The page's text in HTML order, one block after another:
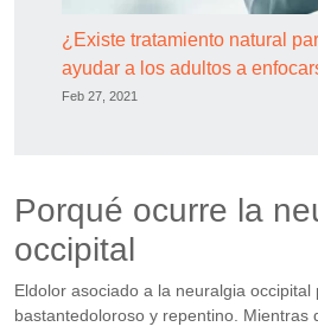
¿Existe tratamiento natural
ayudar a los adultos a
Feb 27, 2021
Porqué ocurre la
occipital
Eldolor asociado a la neuralgia occipital
bastantedoloroso y repentino. Mientras